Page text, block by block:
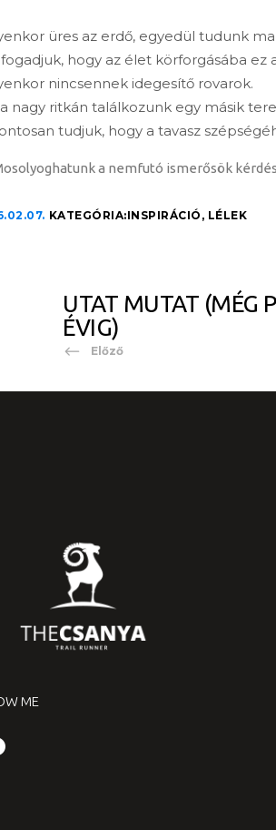
üres az erdő, egyedül tudunk
hogy az élet körforgásába ez
nincsennek idegesítő rovarok.
nagy ritkán találkozunk egy másik
tudjuk, hogy a tavasz
a nemfutó ismerősök
KATEGÓRIA:INSPIRÁCIÓ , LÉLEK
UTAT MUTAT (MÉG
ÉVIG)
Előző
ME